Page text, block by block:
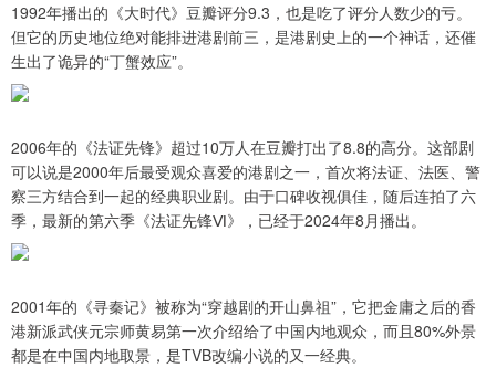
1992年播出的《大时代》豆瓣评分9.3，也是吃了评分人数少的亏。
但它的历史地位绝对能排进港剧前三，是港剧史上的一个神话，还催
生出了诡异的“丁蟹效应”。
2006年的《法证先锋》超过10万人在豆瓣打出了8.8的高分。这部剧
可以说是2000年后最受观众喜爱的港剧之一，首次将法证、法医、警
察三方结合到一起的经典职业剧。由于口碑收视俱佳，随后连拍了六
季，最新的第六季《法证先锋Ⅵ》，已经于2024年8月播出。
2001年的《寻秦记》被称为“穿越剧的开山鼻祖”，它把金庸之后的香
港新派武侠元宗师黄易第一次介绍给了中国内地观众，而且80%外景
都是在中国内地取景，是TVB改编小说的又一经典。